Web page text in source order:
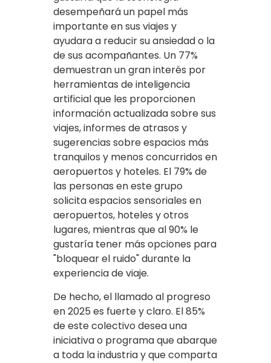
desempeñará un papel más
importante en sus viajes y
ayudara a reducir su ansiedad o la
de sus acompañantes. Un 77%
demuestran un gran interés por
herramientas de inteligencia
artificial que les proporcionen
información actualizada sobre sus
viajes, informes de atrasos y
sugerencias sobre espacios más
tranquilos y menos concurridos en
aeropuertos y hoteles. El 79% de
las personas en este grupo
solicita espacios sensoriales en
aeropuertos, hoteles y otros
lugares, mientras que al 90% le
gustaría tener más opciones para
"bloquear el ruido" durante la
experiencia de viaje.
De hecho, el llamado al progreso
en 2025 es fuerte y claro. El 85%
de este colectivo desea una
iniciativa o programa que abarque
a toda la industria y que comparta